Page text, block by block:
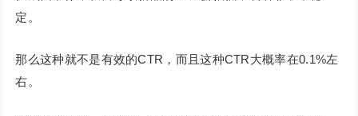
定。
那么这种就不是有效的CTR，而且这种CTR大概率在0.1%左
右。